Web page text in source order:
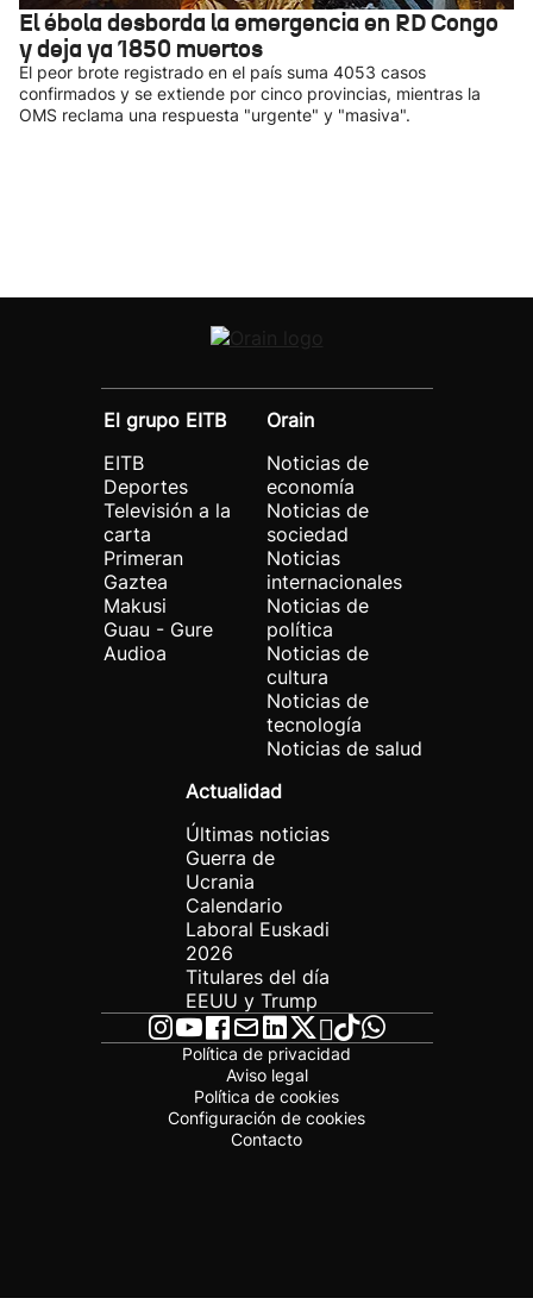
El ébola desborda la emergencia en RD Congo
y deja ya 1850 muertos
El peor brote registrado en el país suma 4053 casos
confirmados y se extiende por cinco provincias, mientras la
OMS reclama una respuesta "urgente" y "masiva".
El grupo EITB
EITB
Deportes
Televisión a la
carta
Primeran
Gaztea
Makusi
Guau - Gure
Audioa
Orain
Noticias de
economía
Noticias de
sociedad
Noticias
internacionales
Noticias de
política
Noticias de
cultura
Noticias de
tecnología
Noticias de salud
Actualidad
Últimas noticias
Guerra de
Ucrania
Calendario
Laboral Euskadi
2026
Titulares del día
EEUU y Trump
Política de privacidad
Aviso legal
Política de cookies
Configuración de cookies
Contacto